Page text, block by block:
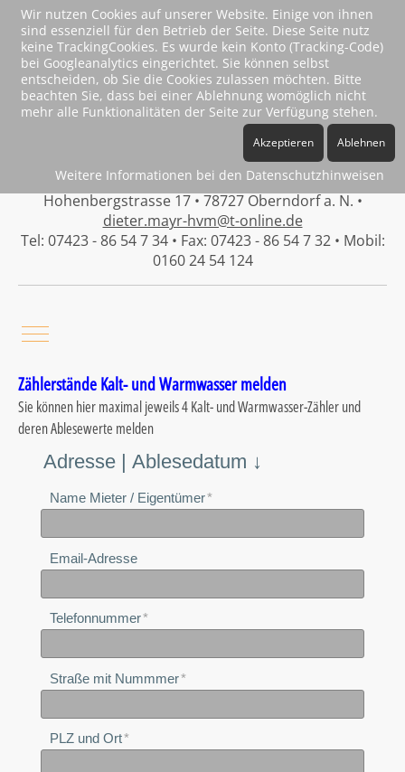
Vermittlung von Immobilien
Haus- und Mietverwaltung
Vermietung und Verpachtung
Eigentumswohnungen & Häuser
Gewerbeimmobilien & Baugrundstücke
Hohenbergstrasse 17 • 78727 Oberndorf a. N. •
dieter.mayr-hvm@t-online.de
Tel: 07423 - 86 54 7 34 • Fax: 07423 - 86 54 7 32 • Mobil:
0160 24 54 124
Mobile Menu Toggle
Zählerstände Kalt- und Warmwasser melden
Sie können hier maximal jeweils 4 Kalt- und Warmwasser-Zähler und
deren Ablesewerte melden
Adresse | Ablesedatum ↓
Name Mieter / Eigentümer
Email-Adresse
Telefonnummer
Straße mit Nummmer
PLZ und Ort
Wir nutzen Cookies auf unserer Website. Einige von ihnen
sind essenziell für den Betrieb der Seite. Diese Seite nutz
keine TrackingCookies. Es wurde kein Konto (Tracking-Code)
bei Googleanalytics eingerichtet. Sie können selbst
entscheiden, ob Sie die Cookies zulassen möchten. Bitte
beachten Sie, dass bei einer Ablehnung womöglich nicht
mehr alle Funktionalitäten der Seite zur Verfügung stehen.
Akzeptieren Ablehnen
Weitere Informationen bei den Datenschutzhinweisen